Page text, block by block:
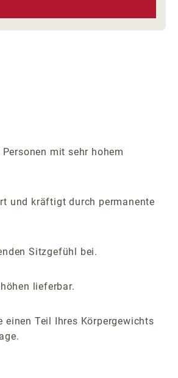
mit sehr hohem
und kräftigt durch permanente
Sitzgefühl bei.
lieferbar.
Teil Ihres Körpergewichts